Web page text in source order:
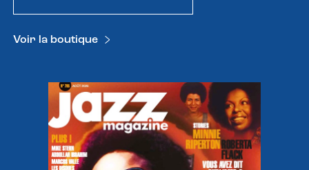
Voir la boutique